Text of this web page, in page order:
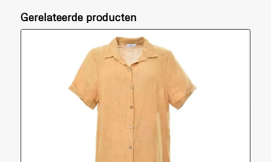
Gerelateerde producten